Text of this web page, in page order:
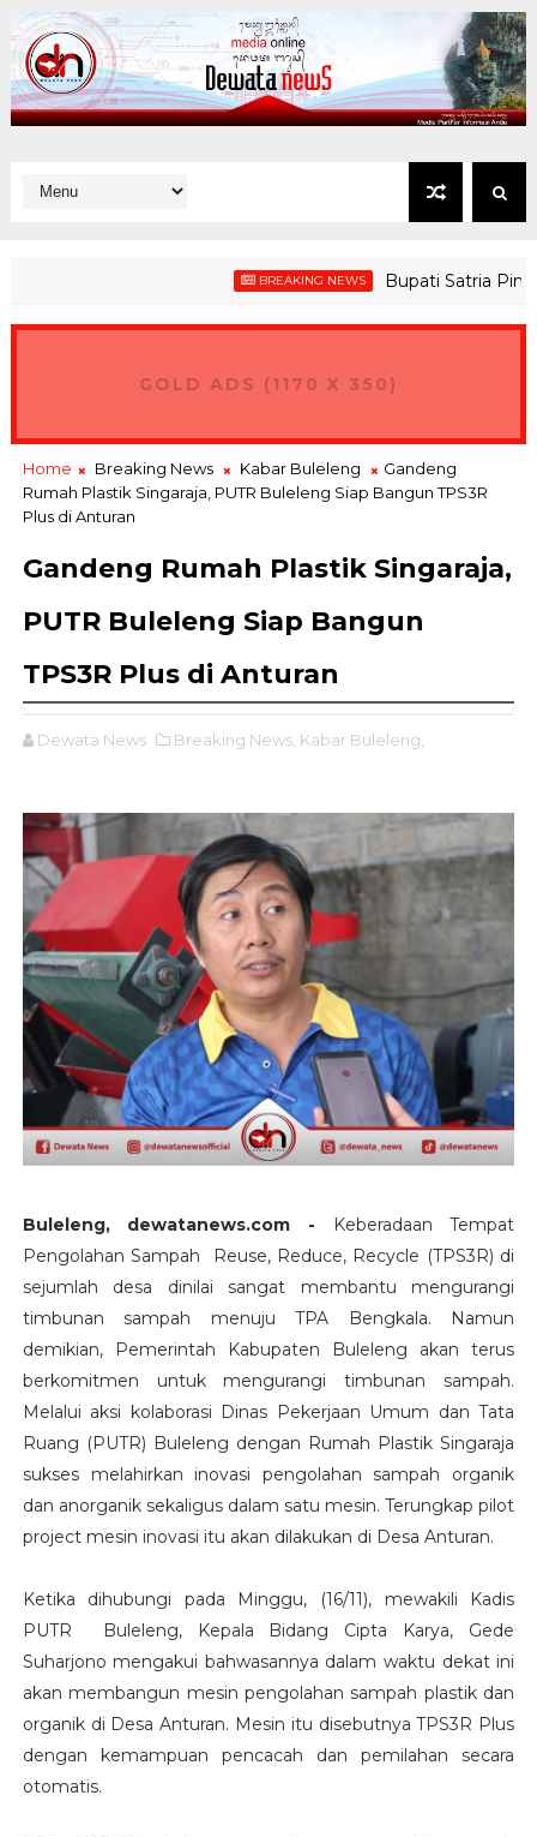
BREAKING NEWS Bupati Satria Pimpin
GOLD ADS (1170 X 350)
Home Breaking News Kabar Buleleng
Gandeng
Rumah Plastik Singaraja, PUTR Buleleng Siap Bangun TPS3R
Plus di Anturan
Gandeng Rumah Plastik Singaraja,
PUTR Buleleng Siap Bangun
TPS3R Plus di Anturan
Dewata News Breaking News, Kabar Buleleng,
Buleleng, dewatanews.com -
Keberadaan Tempat
Pengolahan Sampah Reuse, Reduce, Recycle (TPS3R) di
sejumlah desa dinilai sangat membantu mengurangi
timbunan sampah menuju TPA Bengkala. Namun
demikian, Pemerintah Kabupaten Buleleng akan terus
berkomitmen untuk mengurangi timbunan sampah.
Melalui aksi kolaborasi Dinas Pekerjaan Umum dan Tata
Ruang (PUTR) Buleleng dengan Rumah Plastik Singaraja
sukses melahirkan inovasi pengolahan sampah organik
dan anorganik sekaligus dalam satu mesin. Terungkap pilot
project mesin inovasi itu akan dilakukan di Desa Anturan.
Ketika dihubungi pada Minggu, (16/11), mewakili Kadis
PUTR Buleleng, Kepala Bidang Cipta Karya, Gede
Suharjono mengakui bahwasannya dalam waktu dekat ini
akan membangun mesin pengolahan sampah plastik dan
organik di Desa Anturan. Mesin itu disebutnya TPS3R Plus
dengan kemampuan pencacah dan pemilahan secara
otomatis.